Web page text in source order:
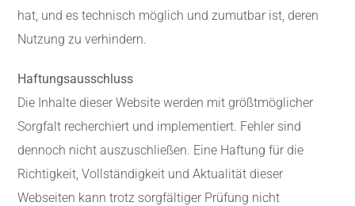
hat, und es technisch möglich und zumutbar ist, deren
Nutzung zu verhindern.
Haftungsausschluss
Die Inhalte dieser Website werden mit größtmöglicher
Sorgfalt recherchiert und implementiert. Fehler sind
dennoch nicht auszuschließen. Eine Haftung für die
Richtigkeit, Vollständigkeit und Aktualität dieser
Webseiten kann trotz sorgfältiger Prüfung nicht